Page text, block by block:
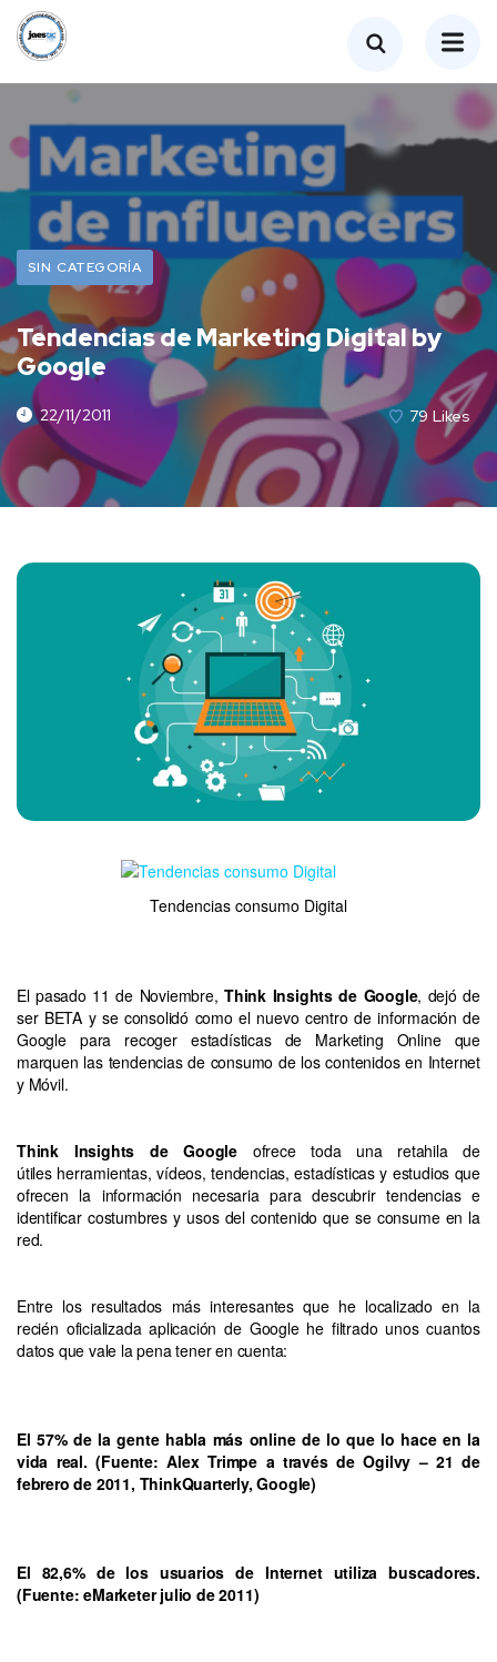
SIN CATEGORÍA
Tendencias de Marketing Digital by
Google
22/11/2011 79 Likes
Tendencias consumo Digital
El pasado 11 de Noviembre, Think Insights de Google, dejó de
ser BETA y se consolidó como el nuevo centro de información de
Google para recoger estadísticas de Marketing Online que
marquen las tendencias de consumo de los contenidos en Internet
y Móvil.
Think Insights de Googleofrece toda una retahila de
útiles herramientas, vídeos, tendencias, estadísticas y estudios que
ofrecen la información necesaria para descubrir tendencias e
identificar costumbres y usos del contenido que se consume en la
red.
Entre los resultados más interesantes que he localizado en la
recién oficializada aplicación de Google he filtrado unos cuantos
datos que vale la pena tener en cuenta:
El 57% de la gente habla más online de lo que lo hace en la
vida real. (Fuente: Alex Trimpe a través de Ogilvy – 21 de
febrero de 2011, ThinkQuarterly, Google)
El 82,6% de los usuarios de Internet utiliza buscadores.
(Fuente: eMarketer julio de 2011)